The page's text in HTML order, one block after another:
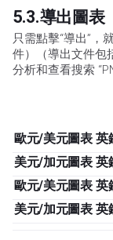
5.3.導出圖表
只需點擊“導出”，
件）（導出文件包
分析和查看搜索
歐元/美元圖表 英
美元/加元圖表 英
歐元/美元圖表 英
美元/加元圖表 英